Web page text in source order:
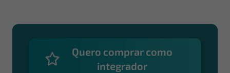
Quero comprar como
integrador